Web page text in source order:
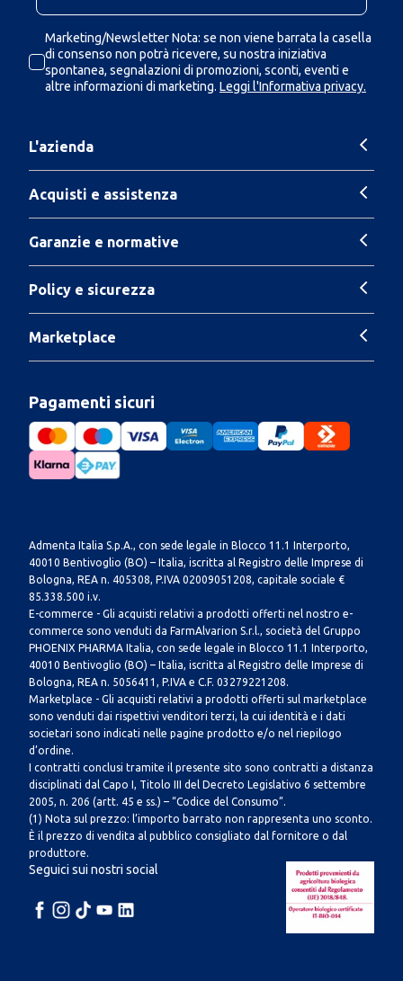
Marketing/Newsletter Nota: se non viene barrata la casella
di consenso non potrà ricevere, su nostra iniziativa
spontanea, segnalazioni di promozioni, sconti, eventi e
altre informazioni di marketing. Leggi l'Informativa privacy.
L'azienda
Acquisti e assistenza
Garanzie e normative
Policy e sicurezza
Marketplace
Pagamenti sicuri
Admenta Italia S.p.A., con sede legale in Blocco 11.1 Interporto,
40010 Bentivoglio (BO) – Italia, iscritta al Registro delle Imprese di
Bologna, REA n. 405308, P.IVA 02009051208, capitale sociale €
85.338.500 i.v.
E-commerce - Gli acquisti relativi a prodotti offerti nel nostro e-
commerce sono venduti da FarmAlvarion S.r.l., società del Gruppo
PHOENIX PHARMA Italia, con sede legale in Blocco 11.1 Interporto,
40010 Bentivoglio (BO) – Italia, iscritta al Registro delle Imprese di
Bologna, REA n. 5056411, P.IVA e C.F. 03279221208.
Marketplace - Gli acquisti relativi a prodotti offerti sul marketplace
sono venduti dai rispettivi venditori terzi, la cui identità e i dati
societari sono indicati nelle pagine prodotto e/o nel riepilogo
d’ordine.
I contratti conclusi tramite il presente sito sono contratti a distanza
disciplinati dal Capo I, Titolo III del Decreto Legislativo 6 settembre
2005, n. 206 (artt. 45 e ss.) – “Codice del Consumo”.
(1) Nota sul prezzo: l’importo barrato non rappresenta uno sconto.
È il prezzo di vendita al pubblico consigliato dal fornitore o dal
produttore.
Seguici sui nostri social